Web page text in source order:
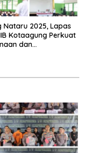
Nataru 2025, Lapas
Kotaagung Perkuat
dan